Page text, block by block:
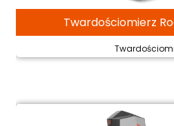
Twardościomierz